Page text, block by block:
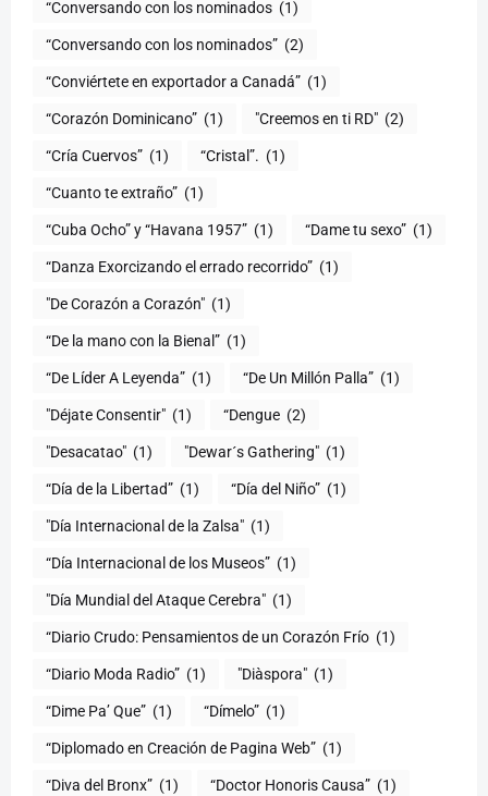
“Conversando con los nominados (1)
“Conversando con los nominados” (2)
“Conviértete en exportador a Canadá” (1)
“Corazón Dominicano” (1) "Creemos en ti RD" (2)
“Cría Cuervos” (1) “Cristal”. (1)
“Cuanto te extraño” (1)
“Cuba Ocho” y “Havana 1957” (1) “Dame tu sexo” (1)
“Danza Exorcizando el errado recorrido” (1)
"De Corazón a Corazón" (1)
(1)
“De Líder A Leyenda” (1) “De Un Millón Palla” (1)
"Déjate Consentir" (1) “Dengue (2)
"Desacatao" (1) "Dewar´s Gathering" (1)
(1) “Día del Niño” (1)
"Día Internacional de la Zalsa" (1)
“Día Internacional de los Museos” (1)
"Día Mundial del Ataque Cerebra" (1)
“Diario Crudo: Pensamientos de un Corazón Frío (1)
“Diario Moda Radio” (1) (1)
“Dime Pa’ Que” (1) “Dímelo” (1)
“Diplomado en Creación de Pagina Web” (1)
“Diva del Bronx” (1) “Doctor Honoris Causa” (1)